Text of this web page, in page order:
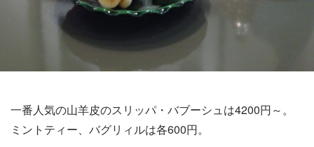
一番人気の山羊皮のスリッパ・バブーシュは4200円～。
ミントティー、バグリィルは各600円。